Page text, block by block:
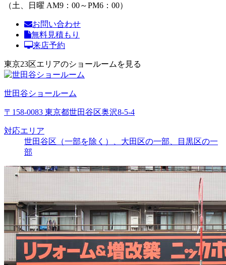
（土、日曜 AM9：00～PM6：00）
お問い合わせ
無料見積もり
来店予約
東京23区エリアのショールームを見る
世田谷ショールーム
〒158-0083 東京都世田谷区奥沢8-5-4
対応エリア
世田谷区（一部を除く）、大田区の一部、目黒区の一
部